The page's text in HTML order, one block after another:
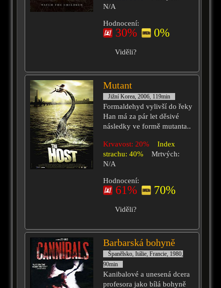
N/A
Hodnocení:
30% 0%
Viděli?
Mutant
Jižní Korea, 2006, 119min
Formaldehyd vylivší do řeky
Han má za pár let děsivé
následky ve formě mutanta..
Krvavost: 20%
Index
strachu: 40%
Mrtvých:
N/A
Hodnocení:
61% 70%
Viděli?
Barbarská bohyně
Španělsko, Itálie, Francie, 1980,
90min
Kanibalové a unesená dcera
profesora jako bílá bohyně